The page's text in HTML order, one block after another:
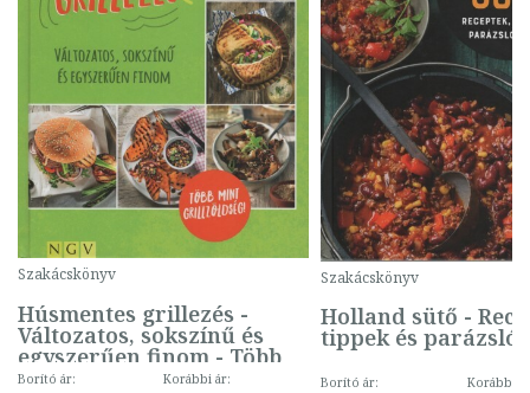
Szakácskönyv
Húsmentes grillezés -
Változatos, sokszínű és
egyszerűen finom - Több
mint grillzöldség!
Borító ár: Korábbi ár:
Szakácskönyv
Holland sütő -
tippek és parázsló
Borító ár: Korábbi